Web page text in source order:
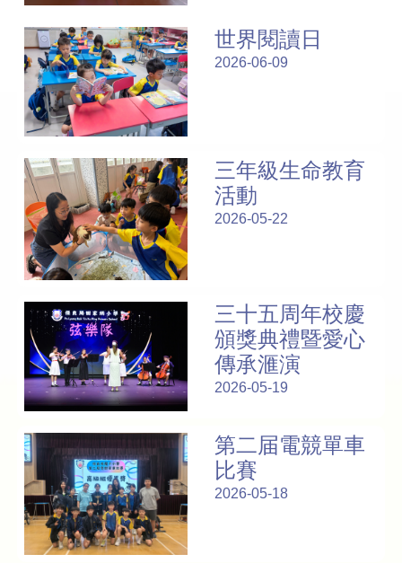
世界閱讀日
2026-06-09
三年級生命教育
活動
2026-05-22
三十五周年校慶
頒獎典禮暨愛心
傳承滙演
2026-05-19
第二届電競單車
比賽
2026-05-18